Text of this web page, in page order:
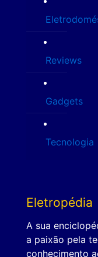
Reviews
Gadgets
Tecnologia
Eletropédia
A sua
a paixão pela
conhecimento